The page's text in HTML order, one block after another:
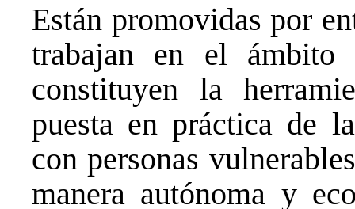
Están promovidas por
trabajan en el
constituyen la
puesta en práctica de
con personas
manera autónoma y